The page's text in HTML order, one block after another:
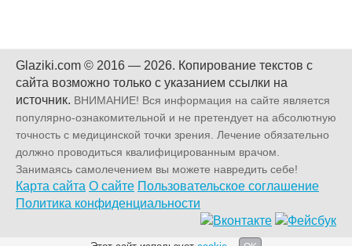
Glaziki.com © 2016 — 2026. Копирование текстов с
сайта возможно только с указанием ссылки на
источник. ВНИМАНИЕ! Вся информация на сайте является
популярно-ознакомительной и не претендует на абсолютную
точность с медицинской точки зрения. Лечение обязательно
должно проводиться квалифицированным врачом.
Занимаясь самолечением вы можете навредить себе!
Карта сайта О сайте Пользовательское соглашение
Политика конфиденциальности